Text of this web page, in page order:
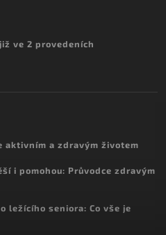
ve 2 provedeních
aktivním a zdravým životem
i pomohou: Průvodce zdravým
ležícího seniora: Co vše je